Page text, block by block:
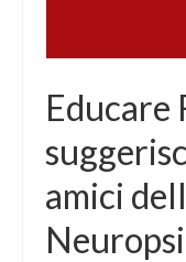
Educare
amici